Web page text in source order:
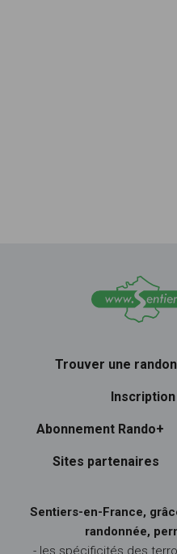
Trouver une
Abonnement Rando+
Sites partenaires
Sentiers-en-France,
randonnée,
- les spécificités des